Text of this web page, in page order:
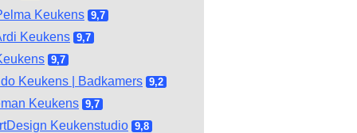
Keukens 9,7
Keukens 9,7
9,7
Keukens | Badkamers 9,2
Keukens 9,7
Keukenstudio 9,8